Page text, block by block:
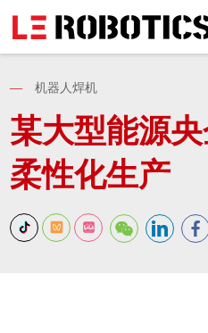
— 机器人焊机
某大型能源央
柔性化生产